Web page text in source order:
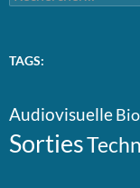
TAGS:
AudiovisuelleBio
Sorties